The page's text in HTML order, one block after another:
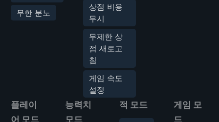
무한 분노
상점 비용
무시
무제한 상
점 새로고
침
게임 속도
설정
플레이
어 모드
능력치
모드
적 모드
게임 모
드